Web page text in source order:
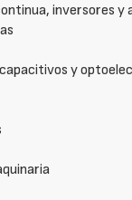
inversores y
y